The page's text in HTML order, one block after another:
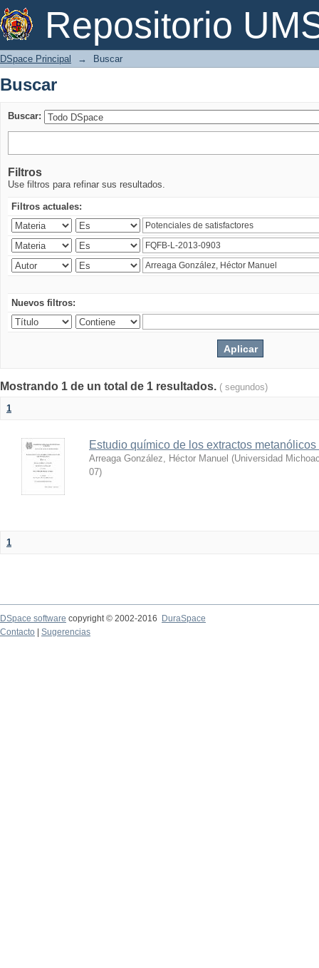
Repositorio
Buscar
DSpace Principal → Buscar
Buscar
Buscar:
Filtros
Use filtros para refinar sus resultados.
Filtros actuales:
Nuevos filtros:
Mostrando 1 de un total de 1 resultados. ( segundos)
1
Estudio químico de los extractos
Arreaga González, Héctor Manuel (Universidad
07)
1
DSpace software copyright © 2002-2016
DuraSpace
Contacto
Sugerencias